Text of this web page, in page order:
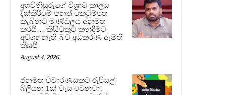
අගවිනිසුරුගේ විශ්‍රාම කාලය
දික්කිරීමේ පනත් කෙටුම්පත
කැබිනට් මණ්ඩලය අනුමත
කරයි… කිසිවකුට කන්දීමට
අවශ්‍ය නැති බව අධිකරණ ඇමති
කියයි
August 4, 2026
ජනමත විචාරණයකට රුපියල්
බිලියන 1ක් වැය වෙනවා!